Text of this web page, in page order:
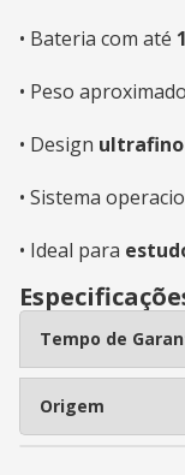
• Bateria com até
• Peso
• Design
• Sistema
• Ideal para
Tempo de
Origem